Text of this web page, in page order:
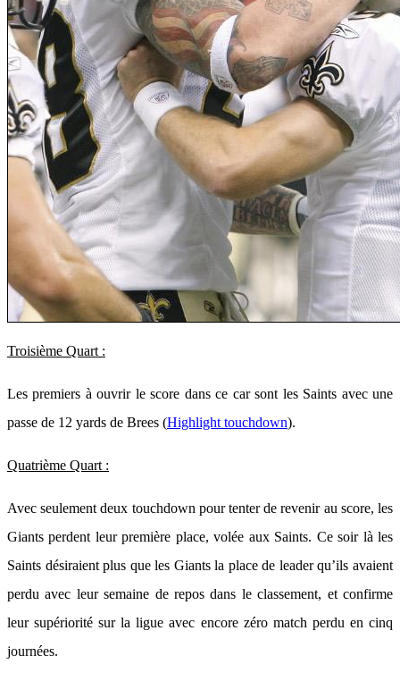
Troisième Quart :
Les premiers à ouvrir le score dans ce car sont les Saints avec une
passe de 12 yards de Brees (Highlight touchdown).
Quatrième Quart :
Avec seulement deux touchdown pour tenter de revenir au score, les
Giants perdent leur première place, volée aux Saints. Ce soir là les
Saints désiraient plus que les Giants la place de leader qu’ils avaient
perdu avec leur semaine de repos dans le classement, et confirme
leur supériorité sur la ligue avec encore zéro match perdu en cinq
journées.